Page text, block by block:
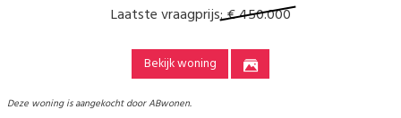
Laatste vraagprijs:€ 450.000
Bekijk woning
Deze woning is aangekocht door ABwonen.